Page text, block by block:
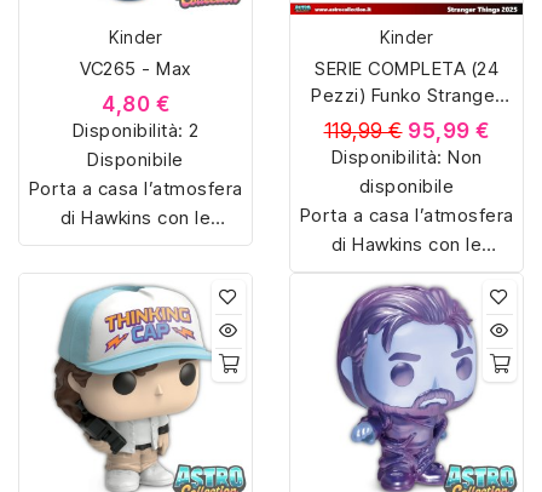
unici. Perfetti per fan e
collezionisti, ideali anche
come regalo originale.
unici. Perfetti per fan e
collezionisti, ideali anche
come regalo originale.
Kinder
VC265 - Max
4,80 €
Disponibilità: 2
Disponibile
Porta a casa l’atmosfera
di Hawkins con le
sorpresine Kinder Joy
dedicate a Stranger
Things. Colleziona
Eleven, Dustin,
Demogorgon e tanti altri
personaggi iconici della
serie Netflix, riprodotti in
miniatura con dettagli
unici. Perfetti per fan e
Kinder
SERIE COMPLETA (24
Pezzi) Funko Stranger
Things 2025
119,99 € 95,99 €
Disponibilità: Non
disponibile
Porta a casa l’atmosfera
di Hawkins con le
sorpresine Kinder Joy
dedicate a Stranger
Things. Colleziona
Eleven, Dustin,
Demogorgon e tanti altri
personaggi iconici della
serie Netflix, riprodotti in
miniatura con dettagli